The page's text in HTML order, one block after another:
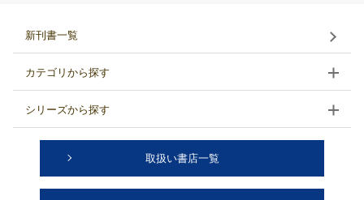
新刊書一覧
カテゴリから探す
シリーズから探す
取扱い書店一覧